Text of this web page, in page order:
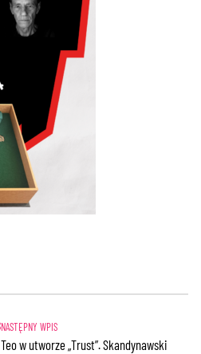
Teo w utworze „Trust”. Skandynawski